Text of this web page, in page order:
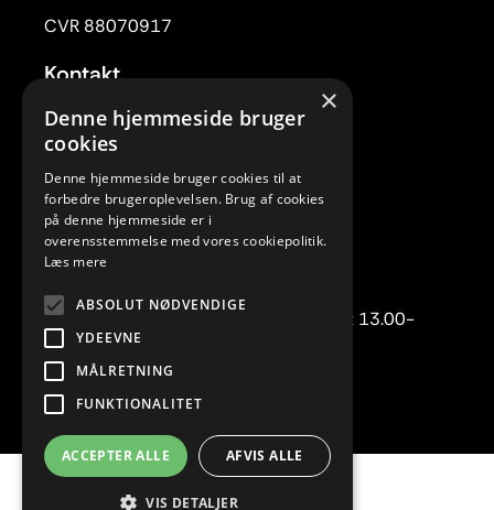
CVR 88070917
Kontakt
Tlf. 33 22 59 84
Mail:rc@rytmiskcenter.dk
Kontorets åbningstider
Mandag-torsdag kl. 10.00-15.00
Fredag lukket
Telefonisk henvendelse:
Mandag-torsdag kl. 10.00-12.00 samt 13.00-
15.00.
En del af
×
Denne hjemmeside bruger
cookies
Denne hjemmeside bruger cookies til at
forbedre brugeroplevelsen. Brug af cookies
på denne hjemmeside er i
overensstemmelse med vores cookiepolitik.
Læs mere
ABSOLUT NØDVENDIGE
YDEEVNE
MÅLRETNING
FUNKTIONALITET
ACCEPTER ALLE AFVIS ALLE
VIS DETALJER